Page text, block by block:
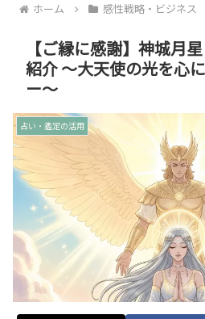
ホーム 感性戦略・ビジネス
【ご縁に感謝】神城月
紹介 ～大天使の光を心
ー～
占い・鑑定の活用